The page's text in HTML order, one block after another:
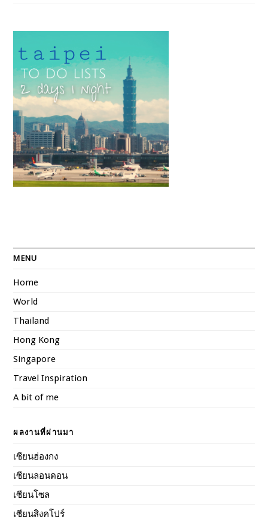
MENU
Home
World
Thailand
Hong Kong
Singapore
Travel Inspiration
A bit of me
ผลงานที่ผ่านมา
เซียนฮ่องกง
เซียนลอนดอน
เซียนโซล
เซียนสิงคโปร์